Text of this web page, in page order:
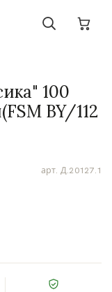
арт. Д.20127.1
100
BY/112